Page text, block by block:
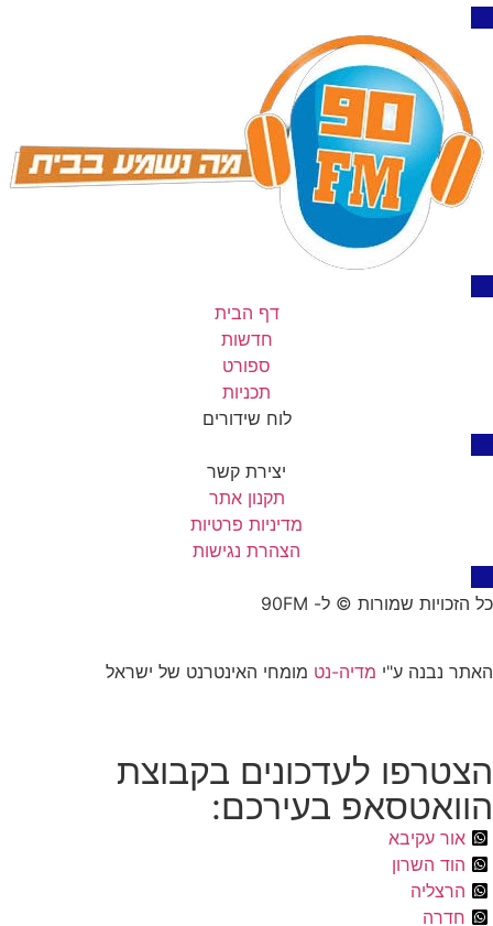
דף הבית
חדשות
ספורט
תכניות
לוח שידורים
יצירת קשר
תקנון אתר
מדיניות פרטיות
הצהרת נגישות
כל הזכויות שמורות © ל- 90FM
האתר נבנה ע"י מדיה-נט מומחי האינטרנט של ישראל
הצטרפו לעדכונים בקבוצת
הוואטסאפ בעירכם:
אור עקיבא
הוד השרון
הרצליה
חדרה